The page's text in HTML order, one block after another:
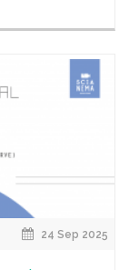
24 Sep 2025